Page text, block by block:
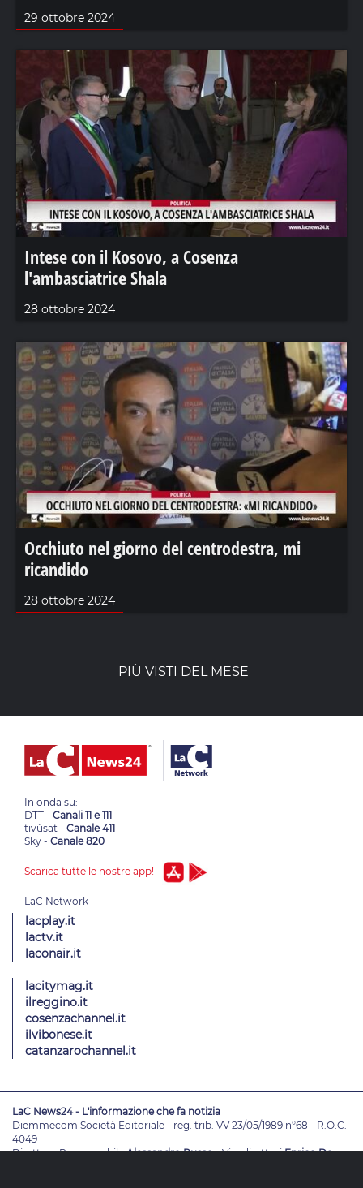
29 ottobre 2024
Intese con il Kosovo, a Cosenza
l'ambasciatrice Shala
28 ottobre 2024
Occhiuto nel giorno del centrodestra, mi
ricandido
28 ottobre 2024
PIÙ VISTI DEL MESE
In onda su:
DTT - Canali 11 e 111
tivùsat - Canale 411
Sky - Canale 820
Scarica tutte le nostre app!
lacplay.it
lactv.it
laconair.it
lacitymag.it
ilreggino.it
cosenzachannel.it
ilvibonese.it
catanzarochannel.it
LaC News24 - L'informazione che fa notizia
Diemmecom Società Editoriale - reg. trib. VV 23/05/1989 n°68 - R.O.C.
4049
Direttore ResponsabileAlessandro Russo- VicedirettoriEnrico De